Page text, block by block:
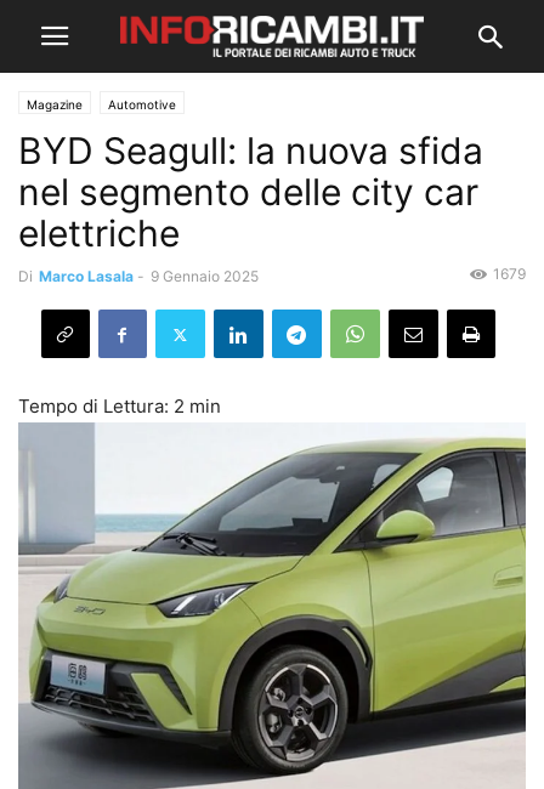
Magazine Automotive
BYD Seagull: la nuova sfida
nel segmento delle city car
elettriche
Di Marco Lasala - 9 Gennaio 2025 1679